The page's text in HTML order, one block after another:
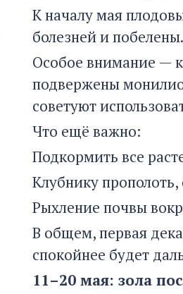
К началу мая
болезней и
Особое внимание —
подвержены
советуют
Что ещё важно:
Подкормить все
Клубнику прополоть,
Рыхление почвы
В общем, первая
спокойнее будет
11–20 мая: зола